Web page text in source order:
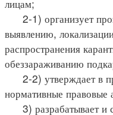
лицам;
2-1) организует
выявлению,
распространения
обеззараживанию
2-2) утверждает в
нормативные правовые
3) разрабатывает и